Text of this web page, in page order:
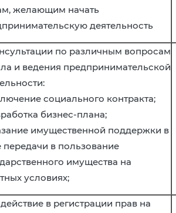
желающим начать
деятельность
по различным вопросам
и ведения предпринимательской
социального контракта;
бизнес-плана;
имущественной поддержки в
передачи в пользование
имущества на
условиях;
в регистрации прав на